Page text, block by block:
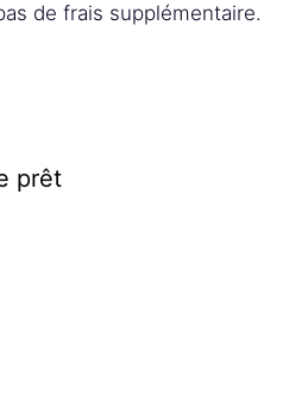
de frais supplémentaire.
prêt